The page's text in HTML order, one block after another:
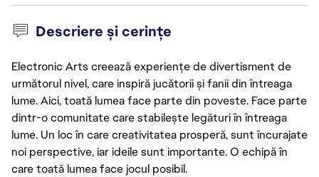
Descriere și cerințe
Electronic Arts creează experiențe de divertisment de
următorul nivel, care inspiră jucătorii și fanii din întreaga
lume. Aici, toată lumea face parte din poveste. Face parte
dintr-o comunitate care stabilește legături în întreaga
lume. Un loc în care creativitatea prosperă, sunt încurajate
noi perspective, iar ideile sunt importante. O echipă în
care toată lumea face jocul posibil.